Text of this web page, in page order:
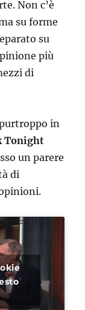
Non c’è
su forme
su
più
di
in
Tonight
un parere
di